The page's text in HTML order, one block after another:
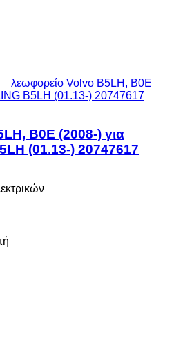
λεωφορείο Volvo B5LH, B0E
B5LH (01.13-) 20747617
B0E (2008-) για
(01.13-) 20747617